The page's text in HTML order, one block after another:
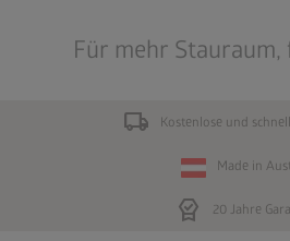
Für mehr
local_shipping Kostenlose und
Made in
editor_choice 20 Jahre